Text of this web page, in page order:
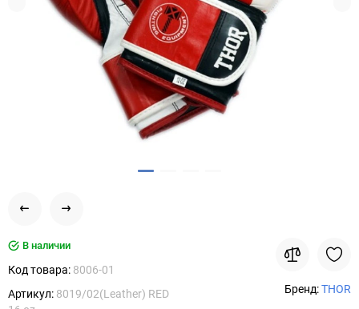
В наличии
Код товара: 8006-01
Артикул: 8019/02(Leather) RED
Бренд:THOR